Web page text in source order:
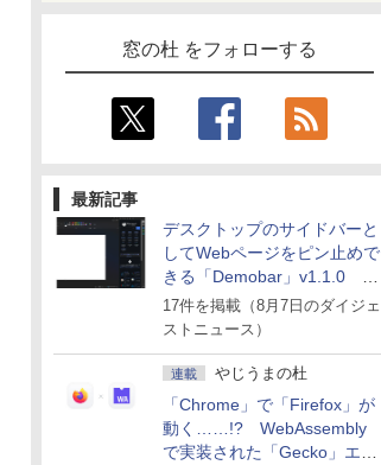
窓の杜 をフォローする
最新記事
デスクトップのサイドバーと
してWebページをピン止めで
きる「Demobar」v1.1.0 ほ
か
17件を掲載（8月7日のダイジェ
ストニュース）
連載 やじうまの杜
「Chrome」で「Firefox」が
動く……!? WebAssembly
で実装された「Gecko」エン